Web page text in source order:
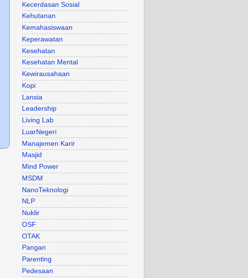
Kecerdasan Sosial
Kehutanan
Kemahasiswaan
Keperawatan
Kesehatan
Kesehatan Mental
Kewirausahaan
Kopi
Lansia
Leadership
Living Lab
LuarNegeri
Manajemen Karir
Masjid
Mind Power
MSDM
NanoTeknologi
NLP
Nuklir
OSF
OTAK
Pangan
Parenting
Pedesaan